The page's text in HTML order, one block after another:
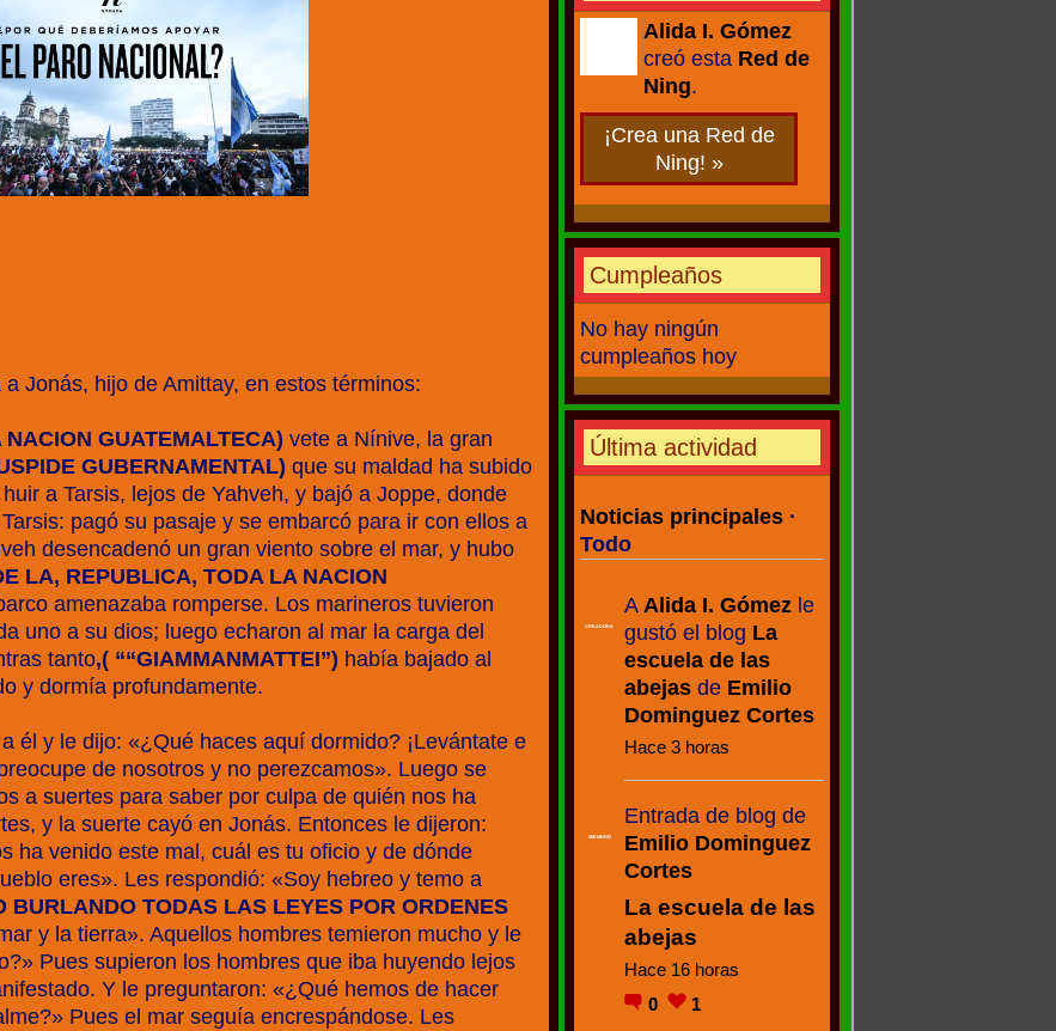
Jonás, hijo de Amittay, en estos términos:
GUATEMALTECA) vete a Nínive, la gran
GUBERNAMENTAL) que su maldad ha subido
a Tarsis, lejos de Yahveh, y bajó a Joppe, donde
pagó su pasaje y se embarcó para ir con ellos a
desencadenó un gran viento sobre el mar, y hubo
LA, REPUBLICA, TODA LA NACION
amenazaba romperse. Los marineros tuvieron
uno a su dios; luego echaron al mar la carga del
tanto,( ““GIAMMANMATTEI”) había bajado al
y dormía profundamente.
él y le dijo: «¿Qué haces aquí dormido? ¡Levántate e
de nosotros y no perezcamos». Luego se
a suertes para saber por culpa de quién nos ha
y la suerte cayó en Jonás. Entonces le dijeron:
ha venido este mal, cuál es tu oficio y de dónde
eres». Les respondió: «Soy hebreo y temo a
BURLANDO TODAS LAS LEYES POR ORDENES
y la tierra». Aquellos hombres temieron mucho y le
Pues supieron los hombres que iba huyendo lejos
Y le preguntaron: «¿Qué hemos de hacer
Pues el mar seguía encrespándose. Les
Alida I. Gómez
creó esta Red de
Ning.
¡Crea una Red de
Ning! »
Cumpleaños
No hay ningún
cumpleaños hoy
Última actividad
Noticias principales ·
Todo
CREADORA
A Alida I. Gómez le
gustó el blog La
escuela de las
abejas de Emilio
Dominguez Cortes
Hace 3 horas
MIEMBRO
Entrada de blog de
Emilio Dominguez
Cortes
La escuela de las
abejas
Hace 16 horas
0
1